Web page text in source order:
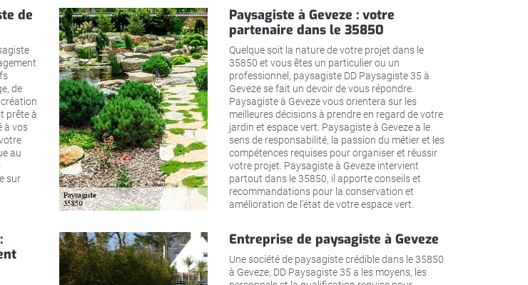
de
de
prête à
à vos
au
sur
Paysagiste à Geveze : votre
partenaire dans le 35850
Quelque soit la nature de votre projet dans le
35850 et vous êtes un particulier ou un
professionnel, paysagiste DD Paysagiste 35 à
Geveze se fait un devoir de vous répondre.
Paysagiste à Geveze vous orientera sur les
meilleures décisions à prendre en regard de votre
jardin et espace vert. Paysagiste à Geveze a le
sens de responsabilité, la passion du métier et les
compétences requises pour organiser et réussir
votre projet. Paysagiste à Geveze intervient
partout dans le 35850, il apporte conseils et
recommandations pour la conservation et
amélioration de l’état de votre espace vert.
Entreprise de paysagiste à Geveze
Une société de paysagiste crédible dans le 35850
à Geveze, DD Paysagiste 35 a les moyens, les